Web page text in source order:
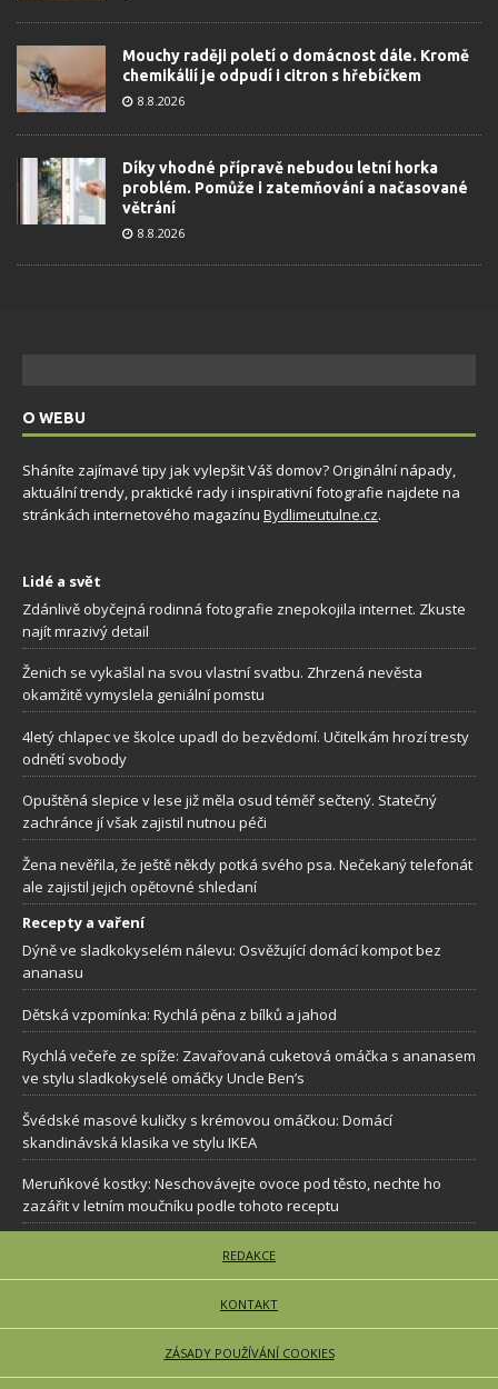
Mouchy raději poletí o domácnost dále. Kromě
chemikálií je odpudí i citron s hřebíčkem
8.8.2026
Díky vhodné přípravě nebudou letní horka
problém. Pomůže i zatemňování a načasované
větrání
8.8.2026
O WEBU
Sháníte zajímavé tipy jak vylepšit Váš domov? Originální nápady,
aktuální trendy, praktické rady i inspirativní fotografie najdete na
stránkách internetového magazínu Bydlimeutulne.cz.
Lidé a svět
Zdánlivě obyčejná rodinná fotografie znepokojila internet. Zkuste
najít mrazivý detail
Ženich se vykašlal na svou vlastní svatbu. Zhrzená nevěsta
okamžitě vymyslela geniální pomstu
4letý chlapec ve školce upadl do bezvědomí. Učitelkám hrozí tresty
odnětí svobody
Opuštěná slepice v lese již měla osud téměř sečtený. Statečný
zachránce jí však zajistil nutnou péči
Žena nevěřila, že ještě někdy potká svého psa. Nečekaný telefonát
ale zajistil jejich opětovné shledaní
Recepty a vaření
Dýně ve sladkokyselém nálevu: Osvěžující domácí kompot bez
ananasu
Dětská vzpomínka: Rychlá pěna z bílků a jahod
Rychlá večeře ze spíže: Zavařovaná cuketová omáčka s ananasem
ve stylu sladkokyselé omáčky Uncle Ben’s
Švédské masové kuličky s krémovou omáčkou: Domácí
skandinávská klasika ve stylu IKEA
Meruňkové kostky: Neschovávejte ovoce pod těsto, nechte ho
zazářit v letním moučníku podle tohoto receptu
REDAKCE
KONTAKT
ZÁSADY POUŽÍVÁNÍ COOKIES